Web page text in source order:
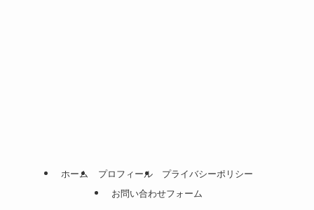
ホーム プロフィール
プライバシーポリシー
お問い合わせフォーム